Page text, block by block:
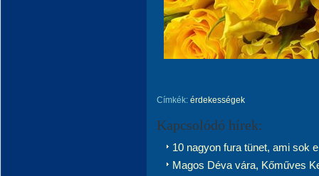
Címkék: érdekességek
Kapcsolódó hírek:
10 nagyon fura tünet, ami sok
Magos Déva vára, Kőműves